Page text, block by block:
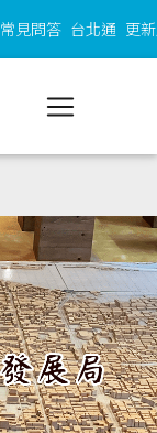
常見問答 台北通 更